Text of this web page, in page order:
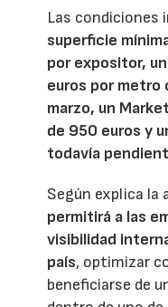
Las condiciones
superficie
por expositor,
euros por metro
marzo, un
de 950 euros y
todavía
Según explica la
permitirá a las
visibilidad
país, optimizar
beneficiarse de